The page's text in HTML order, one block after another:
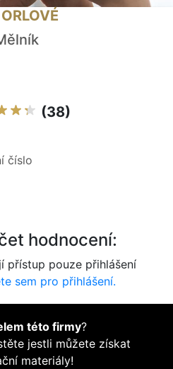
(38)
číslo
hodnocení:
přístup pouze přihlášení
sem pro přihlášení.
této firmy?
jestli můžete získat
materiály!